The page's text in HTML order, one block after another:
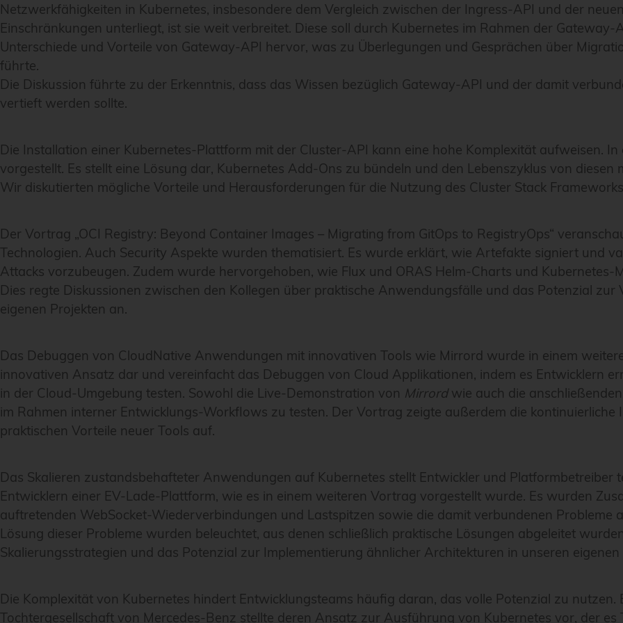
Netzwerkfähigkeiten in Kubernetes, insbesondere dem Vergleich zwischen der Ingress-API und der
Einschränkungen unterliegt, ist sie weit verbreitet. Diese soll durch Kubernetes im Rahmen der
Unterschiede und Vorteile von Gateway-API hervor, was zu Überlegungen und Gesprächen über
führte.
Die Diskussion führte zu der Erkenntnis, dass das Wissen bezüglich Gateway-API und der damit
vertieft werden sollte.
Die Installation einer Kubernetes-Plattform mit der Cluster-API kann eine hohe Komplexität aufweisen.
vorgestellt. Es stellt eine Lösung dar, Kubernetes Add-Ons zu bündeln und den Lebenszyklus von
Wir diskutierten mögliche Vorteile und Herausforderungen für die Nutzung des Cluster Stack
Der Vortrag „OCI Registry: Beyond Container Images – Migrating from GitOps to RegistryOps“
Technologien. Auch Security Aspekte wurden thematisiert. Es wurde erklärt, wie Artefakte signiert und
Attacks vorzubeugen. Zudem wurde hervorgehoben, wie Flux und ORAS Helm-Charts und Kubernetes-
Dies regte Diskussionen zwischen den Kollegen über praktische Anwendungsfälle und das Potenzial
eigenen Projekten an.
Das Debuggen von CloudNative Anwendungen mit innovativen Tools wie Mirrord wurde in einem
innovativen Ansatz dar und vereinfacht das Debuggen von Cloud Applikationen, indem es Entwicklern
in der Cloud-Umgebung testen. Sowohl die Live-Demonstration von Mirrordwie auch die
im Rahmen interner Entwicklungs-Workflows zu testen. Der Vortrag zeigte außerdem die
praktischen Vorteile neuer Tools auf.
Das Skalieren zustandsbehafteter Anwendungen auf Kubernetes stellt Entwickler und Platformbetreiber
Entwicklern einer EV-Lade-Plattform, wie es in einem weiteren Vortrag vorgestellt wurde. Es wurden
auftretenden WebSocket-Wiederverbindungen und Lastspitzen sowie die damit verbundenen Probleme
Lösung dieser Probleme wurden beleuchtet, aus denen schließlich praktische Lösungen abgeleitet
Skalierungsstrategien und das Potenzial zur Implementierung ähnlicher Architekturen in unseren eigenen
Die Komplexität von Kubernetes hindert Entwicklungsteams häufig daran, das volle Potenzial zu
Tochtergesellschaft von Mercedes-Benz stellte deren Ansatz zur Ausführung von Kubernetes vor, der